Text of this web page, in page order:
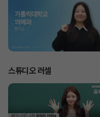
스튜디오 러셀